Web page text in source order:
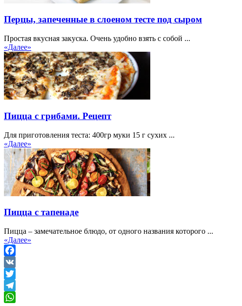
Перцы, запеченные в слоеном тесте под сыром
Простая вкусная закуска. Очень удобно взять с собой ...
«Далее»
Пицца с грибами. Рецепт
Для приготовления теста: 400гр муки 15 г сухих ...
«Далее»
Пицца с тапенаде
Пицца – замечательное блюдо, от одного названия которого ...
«Далее»
Facebook
VK
Twitter
Telegram